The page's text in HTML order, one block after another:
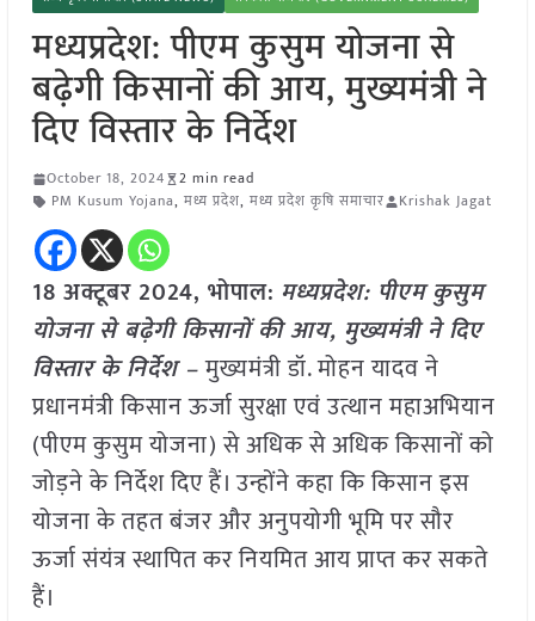
मध्यप्रदेश: पीएम कुसुम योजना से
बढ़ेगी किसानों की आय, मुख्यमंत्री ने
दिए विस्तार के निर्देश
October 18, 2024
2 min read
PM Kusum Yojana, मध्य प्रदेश, मध्य प्रदेश कृषि समाचार Krishak Jagat
18 अक्टूबर 2024, भोपाल: मध्यप्रदेश: पीएम कुसुम
योजना से बढ़ेगी किसानों की आय, मुख्यमंत्री ने दिए
विस्तार के निर्देश –मुख्यमंत्री डॉ. मोहन यादव ने
प्रधानमंत्री किसान ऊर्जा सुरक्षा एवं उत्थान महाअभियान
(पीएम कुसुम योजना) से अधिक से अधिक किसानों को
जोड़ने के निर्देश दिए हैं। उन्होंने कहा कि किसान इस
योजना के तहत बंजर और अनुपयोगी भूमि पर सौर
ऊर्जा संयंत्र स्थापित कर नियमित आय प्राप्त कर सकते
हैं।